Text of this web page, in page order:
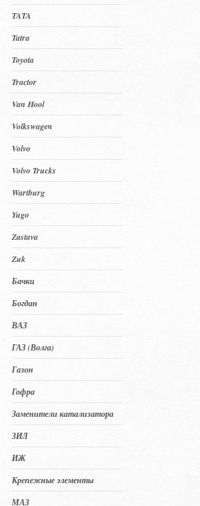
TATA
Tatra
Toyota
Tractor
Van Hool
Volkswagen
Volvo
Volvo Trucks
Wartburg
Yugo
Zastava
Zuk
Бачки
Богдан
ВАЗ
ГАЗ (Волга)
Газон
Гофра
Заменители катализатора
ЗИЛ
ИЖ
Крепежные элементы
МАЗ